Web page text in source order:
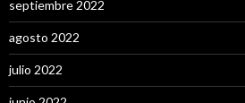
septiembre 2022
agosto 2022
julio 2022